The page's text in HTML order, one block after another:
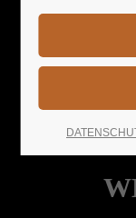
Lorem ipsum